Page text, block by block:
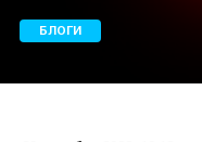
БЛОГИ